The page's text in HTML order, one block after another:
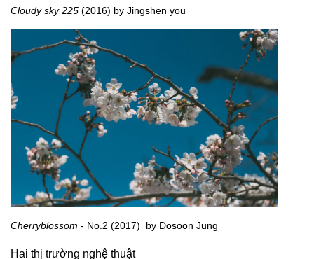
Cloudy sky 225 (2016) by Jingshen you
Cherryblossom - No.2 (2017) by Dosoon Jung
Hai thị trường nghệ thuật